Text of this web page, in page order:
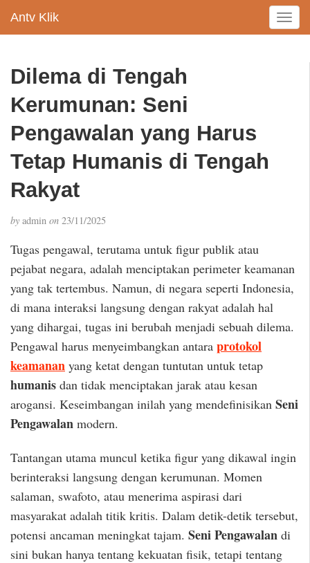
Antv Klik
T
o
Dilema di Tengah
Kerumunan: Seni
Pengawalan yang Harus
Tetap Humanis di Tengah
Rakyat
by admin on 23/11/2025
Tugas pengawal, terutama untuk figur publik atau
pejabat negara, adalah menciptakan perimeter keamanan
yang tak tertembus. Namun, di negara seperti Indonesia,
di mana interaksi langsung dengan rakyat adalah hal
yang dihargai, tugas ini berubah menjadi sebuah dilema.
Pengawal harus menyeimbangkan antara protokol
keamanan yang ketat dengan tuntutan untuk tetap
humanis dan tidak menciptakan jarak atau kesan
arogansi. Keseimbangan inilah yang mendefinisikan Seni
Pengawalan modern.
Tantangan utama muncul ketika figur yang dikawal ingin
berinteraksi langsung dengan kerumunan. Momen
salaman, swafoto, atau menerima aspirasi dari
masyarakat adalah titik kritis. Dalam detik-detik tersebut,
potensi ancaman meningkat tajam. Seni Pengawalan di
sini bukan hanya tentang kekuatan fisik, tetapi tentang